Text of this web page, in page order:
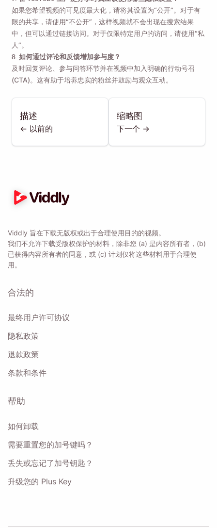
如果您希望视频的可见度最大化，请将其设置为“公开”。对于有
限的共享，请使用“不公开”，这样视频就不会出现在搜索结果
中，但可以通过链接访问。对于仅限特定用户的访问，请使用“私
人”。
8. 如何通过评论和反馈增加参与度？
及时回复评论、参与问答环节并在视频中加入明确的行动号召
(CTA)。这有助于培养忠实的粉丝并鼓励与观众互动。
描述
<- 以前的
缩略图
下一个 ->
Viddly 旨在下载无版权或出于合理使用目的的视频。
我们不允许下载受版权保护的材料，除非您 (a) 是内容所有者，(b)
已获得内容所有者的同意，或 (c) 计划仅将这些材料用于合理使
用。
合法的
最终用户许可协议
隐私政策
退款政策
条款和条件
帮助
如何卸载
需要重置您的加号键吗？
丢失或忘记了加号钥匙？
升级您的 Plus Key